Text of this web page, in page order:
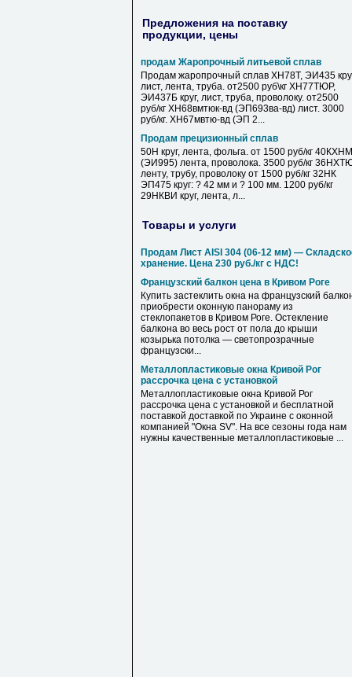
Предложения на поставку
продукции, цены
продам Жаропрочный литьевой сплав
Продам жаропрочный сплав ХН78Т, ЭИ435
лист, лента, труба. от2500 руб\кг ХН77ТЮР,
ЭИ437Б круг, лист, труба, проволоку. от2500
руб/кг ХН68вмтюк-вд (ЭП693ва-вд) лист. 3000
руб/кг. ХН67мвтю-вд (ЭП 2...
Продам прецизионный сплав
50Н круг, лента, фольга. от 1500 руб/кг 40КХНМ
(ЭИ995) лента, проволока. 3500 руб/кг
ленту, трубу, проволоку от 1500 руб/кг 32НК
ЭП475 круг: ? 42 мм и ? 100 мм. 1200 руб/кг
29НКВИ круг, лента, л...
Товары и услуги
Продам Лист AISI 304 (06-12 мм) —
хранение. Цена 230 руб./кг с НДС!
Французский балкон цена в Кривом Роге
Купить застеклить окна на французский
приобрести оконную панораму из
стеклопакетов в Кривом Роге. Остекление
балкона во весь рост от пола до крыши
козырька потолка — светопрозрачные
французски...
Металлопластиковые окна Кривой Рог
рассрочка цена с установкой
Металлопластиковые окна Кривой Рог
рассрочка цена с установкой и бесплатной
поставкой доставкой по Украине с оконной
компанией "Окна SV". На все сезоны года нам
нужны качественные металлопластиковые ...